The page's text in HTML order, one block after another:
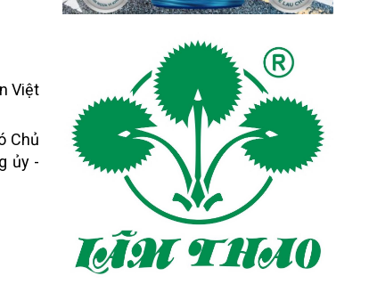
Việt
Chủ
ủy -